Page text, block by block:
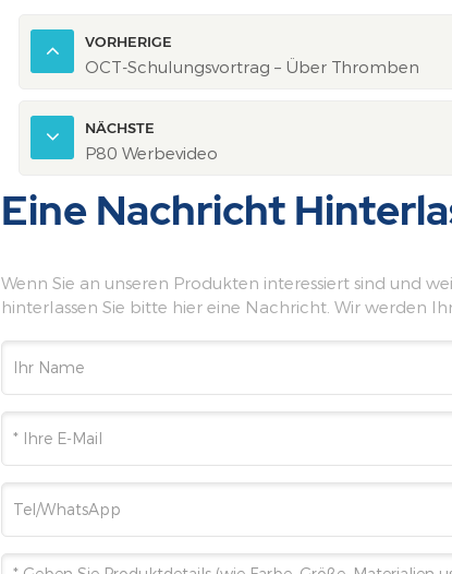
VORHERIGE
OCT-Schulungsvortrag – Über Thromben
NÄCHSTE
P80 Werbevideo
Eine Nachricht
Wenn Sie an unseren Produkten interessiert sind und
hinterlassen Sie bitte hier eine Nachricht. Wir werden